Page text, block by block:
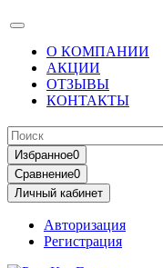
О КОМПАНИИ
АКЦИИ
ОТЗЫВЫ
КОНТАКТЫ
Избранное0
Сравнение0
Личный кабинет
Авторизация
Регистрация